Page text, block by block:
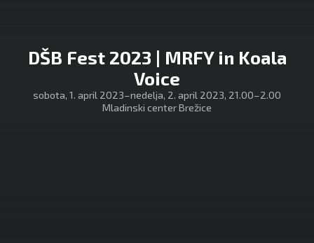
DŠB Fest 2023 | MRFY in Koala
Voice
sobota, 1. april 2023–nedelja, 2. april 2023, 21.00–2.00
Mladinski center Brežice